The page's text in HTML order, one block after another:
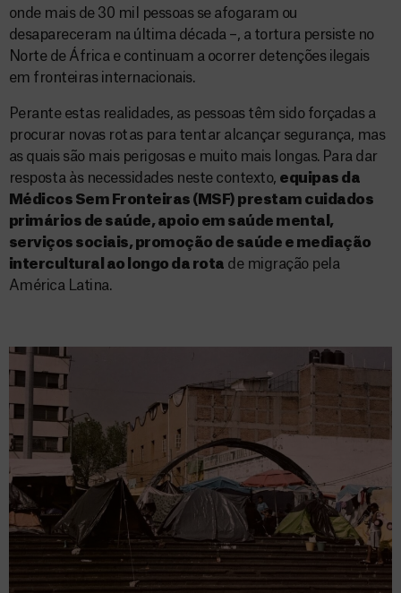
onde mais de 30 mil pessoas se afogaram ou
desapareceram na última década –, a tortura persiste no
Norte de África e continuam a ocorrer detenções ilegais
em fronteiras internacionais.
Perante estas realidades, as pessoas têm sido forçadas a
procurar novas rotas para tentar alcançar segurança, mas
as quais são mais perigosas e muito mais longas. Para dar
resposta às necessidades neste contexto, equipas da
Médicos Sem Fronteiras (MSF) prestam cuidados
primários de saúde, apoio em saúde mental,
serviços sociais, promoção de saúde e mediação
intercultural ao longo da rota de migração pela
América Latina.